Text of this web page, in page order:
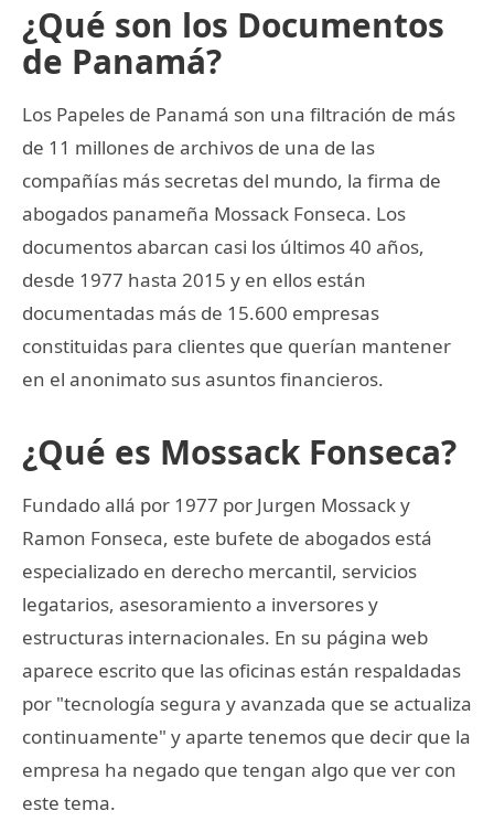
¿Qué son los Documentos
de Panamá?
Los Papeles de Panamá son una filtración de más
de 11 millones de archivos de una de las
compañías más secretas del mundo, la firma de
abogados panameña Mossack Fonseca. Los
documentos abarcan casi los últimos 40 años,
desde 1977 hasta 2015 y en ellos están
documentadas más de 15.600 empresas
constituidas para clientes que querían mantener
en el anonimato sus asuntos financieros.
¿Qué es Mossack Fonseca?
Fundado allá por 1977 por Jurgen Mossack y
Ramon Fonseca, este bufete de abogados está
especializado en derecho mercantil, servicios
legatarios, asesoramiento a inversores y
estructuras internacionales. En su página web
aparece escrito que las oficinas están respaldadas
por "tecnología segura y avanzada que se actualiza
continuamente" y aparte tenemos que decir que la
empresa ha negado que tengan algo que ver con
este tema.